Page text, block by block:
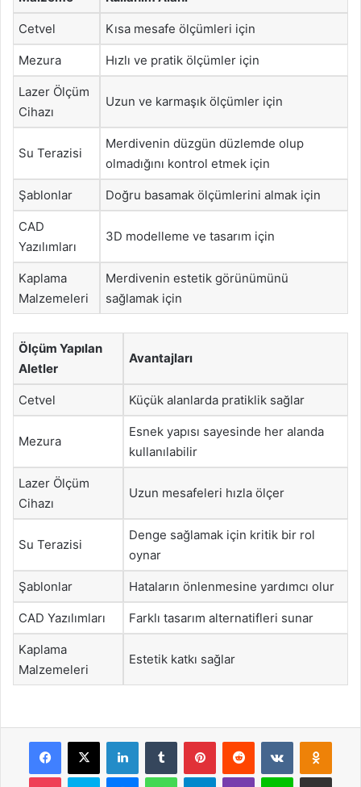
Cetvel Kısa mesafe ölçümleri için
Mezura Hızlı ve pratik ölçümler için
Lazer Ölçüm
Cihazı
Uzun ve karmaşık ölçümler için
Su Terazisi
Merdivenin düzgün düzlemde olup
olmadığını kontrol etmek için
Şablonlar Doğru basamak ölçümlerini almak için
CAD
Yazılımları
3D modelleme ve tasarım için
Kaplama
Malzemeleri
Merdivenin estetik görünümünü
sağlamak için
Ölçüm Yapılan
Aletler
Avantajları
Cetvel Küçük alanlarda pratiklik sağlar
Mezura
Esnek yapısı sayesinde her alanda
kullanılabilir
Lazer Ölçüm
Cihazı
Uzun mesafeleri hızla ölçer
Su Terazisi
Denge sağlamak için kritik bir rol
oynar
Şablonlar Hataların önlenmesine yardımcı olur
CAD Yazılımları Farklı tasarım alternatifleri sunar
Kaplama
Malzemeleri
Estetik katkı sağlar
Facebook
X LinkedInTumblr PinterestReddit VKontakte
Pocket Skype MessengerWhatsAppTelegramViber Line E-Posta ile